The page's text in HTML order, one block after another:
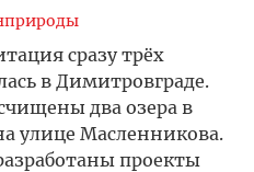
сразу трёх
в Димитровграде.
два озера в
улице Масленникова.
проекты